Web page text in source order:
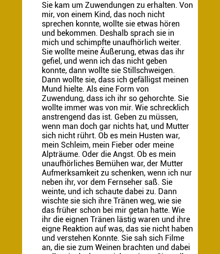
Sie kam um Zuwendungen zu erhalten. Von
mir, von einem Kind, das noch nicht
sprechen konnte, wollte sie etwas hören
und bekommen. Deshalb sprach sie in
mich und schimpfte unaufhörlich weiter.
Sie wollte meine Äußerung, etwas das ihr
gefiel, und wenn ich das nicht geben
konnte, dann wollte sie Stillschweigen.
Dann wollte sie, dass ich gefälligst meinen
Mund hielte. Als eine Form von
Zuwendung, dass ich ihr so gehorchte. Sie
wollte immer was von mir. Wie schrecklich
anstrengend das ist. Geben zu müssen,
wenn man doch gar nichts hat, und Mutter
sich nicht rührt. Ob es mein Husten war,
mein Schleim, mein Fieber oder meine
Alpträume. Oder die Angst. Ob es mein
unaufhörliches Bemühen war, der Mutter
Aufmerksamkeit zu schenken, wenn ich nur
neben ihr, vor dem Fernseher saß. Sie
weinte, und ich schaute dabei zu. Dann
wischte sie sich ihre Tränen weg, wie sie
das früher schon bei mir getan hatte. Wie
ihr die eignen Tränen lästig waren und ihre
eigne Reaktion auf was, das sie nicht haben
und verstehen Konnte. Sie sah sich Filme
an, die sie zum Weinen brachten und dabei